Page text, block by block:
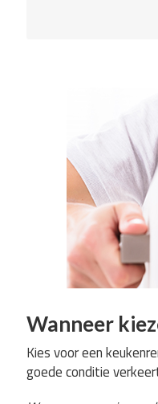
Wanneer
Kies voor een
goede conditie